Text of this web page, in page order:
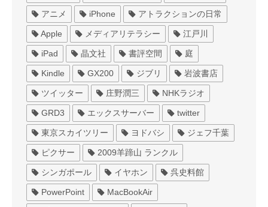
アニメ iPhone アトラクションの日常
Apple メディアリテラシー 江戸川
iPad 晶文社 書評空間 庭
Kindle GX200 ジブリ 岩波書店
ツイッター 庄野潤三 NHKラジオ
GRD3 エックスサーバー twitter
東京スカイツリー ヨドバシ ジェフ千葉
ピクサー 2009羊蹄山 ランクル
シンガポール イヤホン 呉史料館
PowerPoint MacBookAir